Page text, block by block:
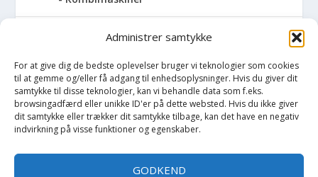
Administrer samtykke
For at give dig de bedste oplevelser bruger vi teknologier som cookies
til at gemme og/eller få adgang til enhedsoplysninger. Hvis du giver dit
samtykke til disse teknologier, kan vi behandle data som f.eks.
browsingadfærd eller unikke ID'er på dette websted. Hvis du ikke giver
dit samtykke eller trækker dit samtykke tilbage, kan det have en negativ
indvirkning på visse funktioner og egenskaber.
GODKEND
Kompressor
Pressemaskiner
Save